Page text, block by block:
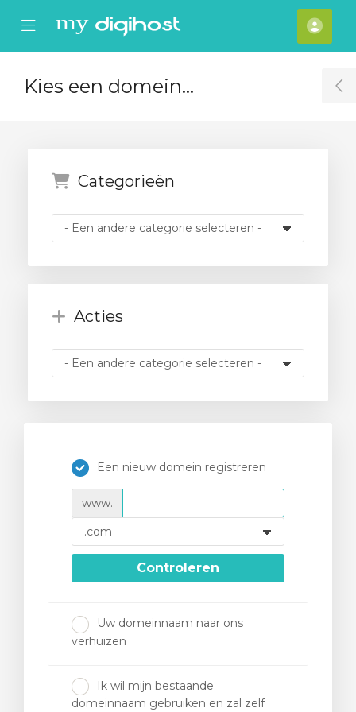
Mobile Menu
Mobile Menu
bekijken
Kies een domein...
Categorieën
Acties
Een nieuw domein registreren
www.
Controleren
Uw domeinnaam naar ons
verhuizen
Ik wil mijn bestaande
domeinnaam gebruiken en zal zelf